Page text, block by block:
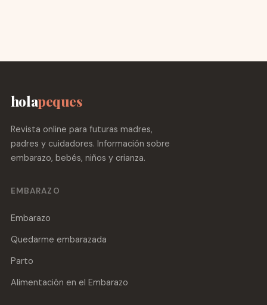
holapeques
Revista online para futuras madres,
padres y cuidadores. Información sobre
embarazo, bebés, niños y crianza.
EMBARAZO
Embarazo
Quedarme embarazada
Parto
Alimentación en el Embarazo